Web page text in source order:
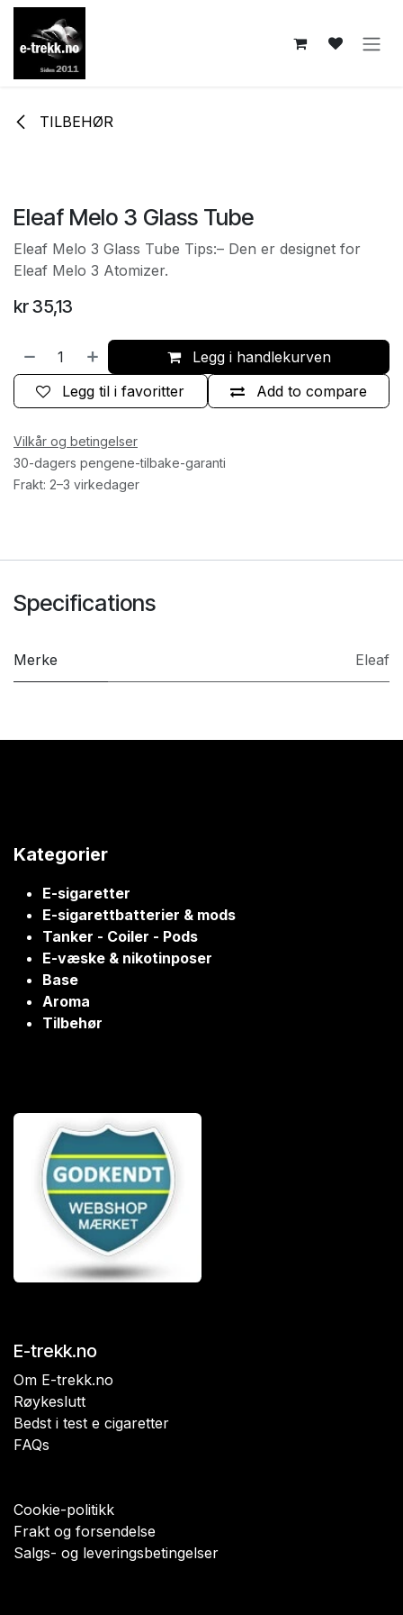
Skip to Content
TILBEHØR
Eleaf Melo 3 Glass Tube
Eleaf Melo 3 Glass Tube Tips:– Den er designet for
Eleaf Melo 3 Atomizer.
kr35,13
Legg i handlekurven
Add to compare
Legg til i favoritter
Vilkår og betingelser
30-dagers pengene-tilbake-garanti
Frakt: 2–3 virkedager
Specifications
Merke Eleaf
Kategorier
E-sigaretter
E-sigarettbatterier & mods
Tanker - Coiler - Pods
E-væske & nikotinposer
Base
Aroma
Tilbehør
E-trekk.no
Om E-trekk.no
Røykeslutt
Bedst i test e cigaretter
FAQs
Cookie-politikk
Frakt og forsendelse
Salgs- og leveringsbetingelser